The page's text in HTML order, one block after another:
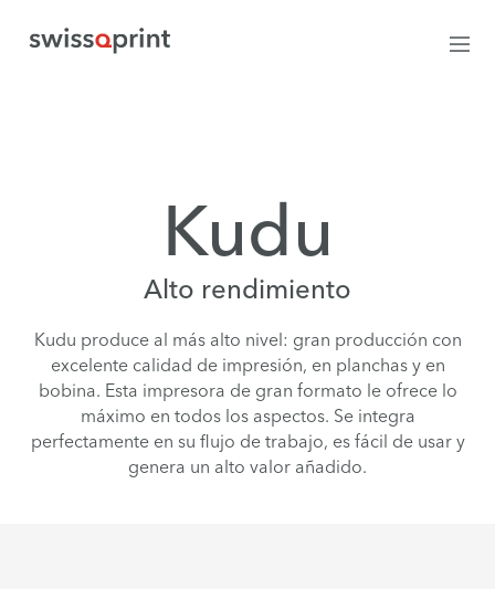
Kudu
Alto rendimiento
Kudu produce al más alto nivel: gran producción con
excelente calidad de impresión, en planchas y en
bobina. Esta impresora de gran formato le ofrece lo
máximo en todos los aspectos. Se integra
perfectamente en su flujo de trabajo, es fácil de usar y
genera un alto valor añadido.